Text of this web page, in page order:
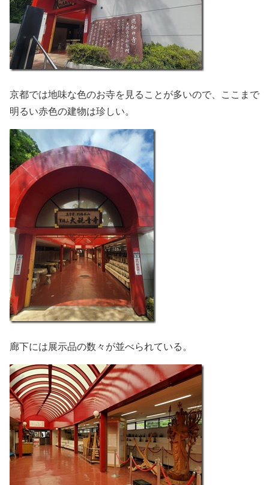
京都では地味な色のお寺を見ることが多いので、ここまで
明るい赤色の建物は珍しい。
廊下には展示品の数々が並べられている。